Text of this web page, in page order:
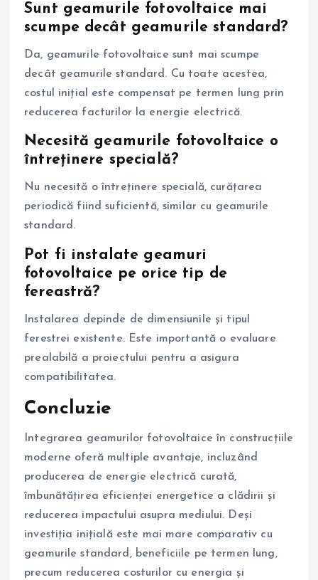
Sunt geamurile fotovoltaice mai
scumpe decât geamurile standard?
Da, geamurile fotovoltaice sunt mai scumpe
decât geamurile standard. Cu toate acestea,
costul inițial este compensat pe termen lung prin
reducerea facturilor la energie electrică.
Necesită geamurile fotovoltaice o
întreținere specială?
Nu necesită o întreținere specială, curățarea
periodică fiind suficientă, similar cu geamurile
standard.
Pot fi instalate geamuri
fotovoltaice pe orice tip de
fereastră?
Instalarea depinde de dimensiunile și tipul
ferestrei existente. Este importantă o evaluare
prealabilă a proiectului pentru a asigura
compatibilitatea.
Concluzie
Integrarea geamurilor fotovoltaice în construcțiile
moderne oferă multiple avantaje, incluzând
producerea de energie electrică curată,
îmbunătățirea eficienței energetice a clădirii și
reducerea impactului asupra mediului. Deși
investiția inițială este mai mare comparativ cu
geamurile standard, beneficiile pe termen lung,
precum reducerea costurilor cu energia și